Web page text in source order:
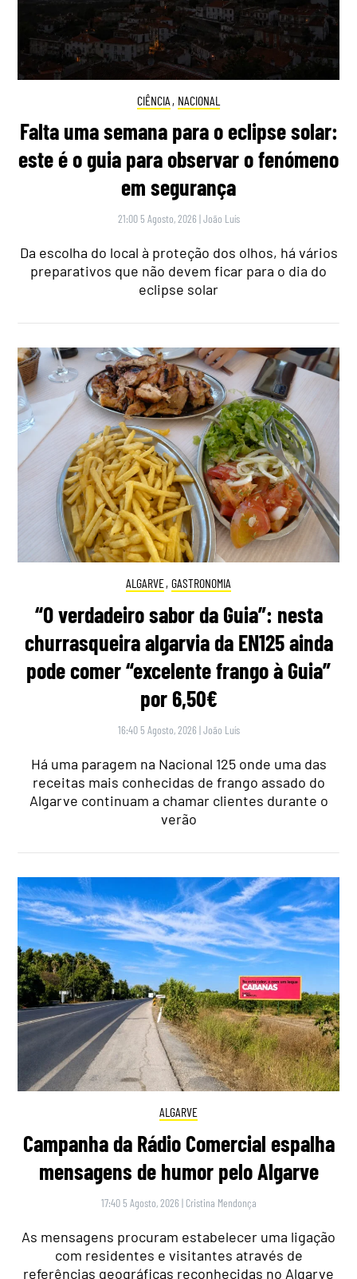
CIÊNCIA , NACIONAL
Falta uma semana para o eclipse solar:
este é o guia para observar o fenómeno
em segurança
21:00 5 Agosto, 2026 |João Luís
Da escolha do local à proteção dos olhos, há vários
preparativos que não devem ficar para o dia do
eclipse solar
ALGARVE, GASTRONOMIA
“O verdadeiro sabor da Guia”: nesta
churrasqueira algarvia da EN125 ainda
pode comer “excelente frango à Guia”
por 6,50€
16:40 5 Agosto, 2026 |João Luís
Há uma paragem na Nacional 125 onde uma das
receitas mais conhecidas de frango assado do
Algarve continuam a chamar clientes durante o
verão
ALGARVE
Campanha da Rádio Comercial espalha
mensagens de humor pelo Algarve
17:40 5 Agosto, 2026 | Cristina Mendonça
As mensagens procuram estabelecer uma ligação
com residentes e visitantes através de
referências geográficas reconhecidas no Algarve